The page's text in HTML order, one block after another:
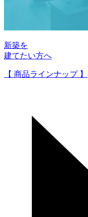
新築を
建てたい方へ
【 商品ラインナップ 】